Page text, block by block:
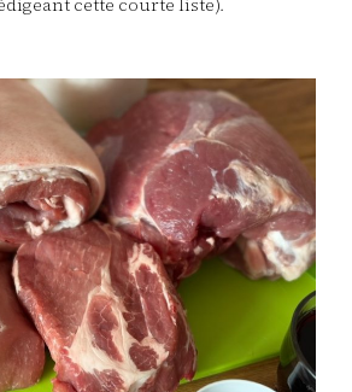
cette courte liste).